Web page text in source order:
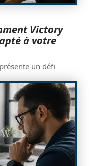
Victory
à votre
un défi